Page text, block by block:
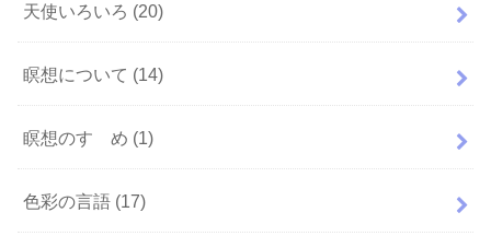
天使いろいろ (20)
瞑想について (14)
瞑想のすゝめ (1)
色彩の言語 (17)